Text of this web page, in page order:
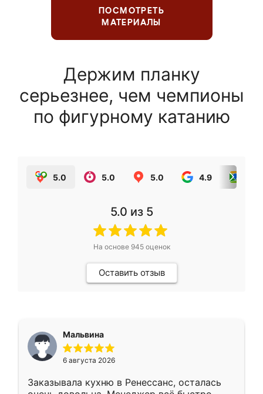
ПОСМОТРЕТЬ
МАТЕРИАЛЫ
Держим планку
серьезнее, чем чемпионы
по фигурному катанию
5.0 5.0 5.0 4.9
5.0 из 5
На основе 945оценок
Оставить отзыв
Мальвина
6 августа 2026
Заказывала кухню в Ренессанс, осталась